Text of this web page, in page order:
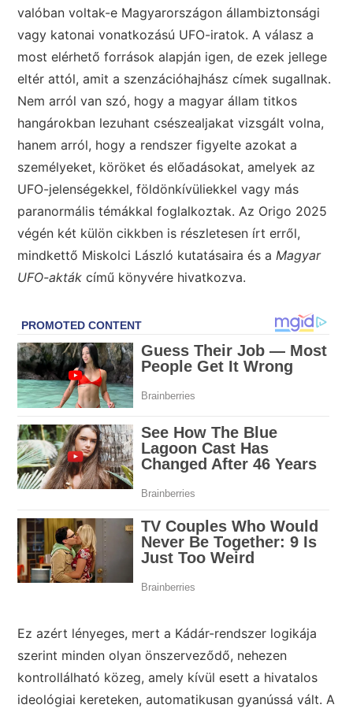
valóban voltak-e Magyarországon állambiztonsági
vagy katonai vonatkozású UFO-iratok. A válasz a
most elérhető források alapján igen, de ezek jellege
eltér attól, amit a szenzációhajhász címek sugallnak.
Nem arról van szó, hogy a magyar állam titkos
hangárokban lezuhant csészealjakat vizsgált volna,
hanem arról, hogy a rendszer figyelte azokat a
személyeket, köröket és előadásokat, amelyek az
UFO-jelenségekkel, földönkívüliekkel vagy más
paranormális témákkal foglalkoztak. Az Origo 2025
végén két külön cikkben is részletesen írt erről,
mindkettő Miskolci László kutatásaira és aMagyar
UFO-akták című könyvére hivatkozva.
Ez azért lényeges, mert a Kádár-rendszer logikája
szerint minden olyan önszerveződő, nehezen
kontrollálható közeg, amely kívül esett a hivatalos
ideológiai kereteken, automatikusan gyanússá vált. A